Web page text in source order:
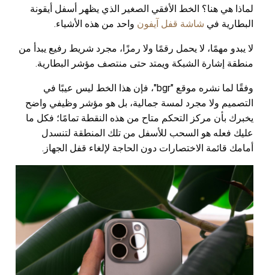
لماذا هي هنا؟ الخط الأفقي الصغير الذي يظهر أسفل أيقونة
البطارية في شاشة قفل آيفون واحد من هذه الأشياء.
لا يبدو مهمًا، لا يحمل رقمًا ولا رمزًا، مجرد شريط رفيع يبدأ من
منطقة إشارة الشبكة ويمتد حتى منتصف مؤشر البطارية.
وفقًا لما نشره موقع "bgr"، فإن هذا الخط ليس عيبًا في
التصميم ولا مجرد لمسة جمالية، بل هو مؤشر وظيفي واضح
يخبرك بأن مركز التحكم متاح من هذه النقطة تمامًا؛ فكل ما
عليك فعله هو السحب للأسفل من تلك المنطقة لتنسدل
أمامك قائمة الاختصارات دون الحاجة لإلغاء قفل الجهاز.